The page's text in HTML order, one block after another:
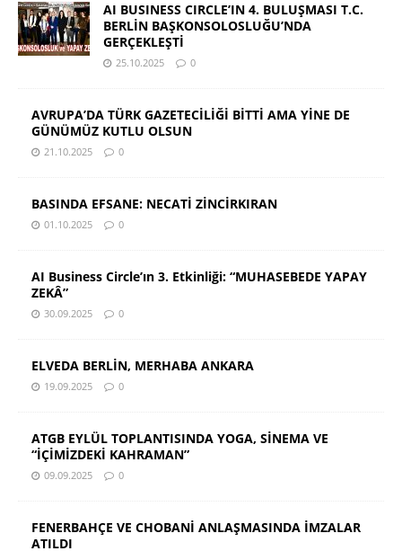
AI BUSINESS CIRCLE’IN 4. BULUŞMASI T.C.
BERLİN BAŞKONSOLOSLUĞU’NDA
GERÇEKLEŞTİ
25.10.2025 0
AVRUPA’DA TÜRK GAZETECİLİĞİ BİTTİ AMA YİNE DE
GÜNÜMÜZ KUTLU OLSUN
21.10.2025 0
BASINDA EFSANE: NECATİ ZİNCİRKIRAN
01.10.2025 0
AI Business Circle’ın 3. Etkinliği: “MUHASEBEDE YAPAY
ZEKÂ”
30.09.2025 0
ELVEDA BERLİN, MERHABA ANKARA
19.09.2025 0
ATGB EYLÜL TOPLANTISINDA YOGA, SİNEMA VE
“İÇİMİZDEKİ KAHRAMAN”
09.09.2025 0
FENERBAHÇE VE CHOBANİ ANLAŞMASINDA İMZALAR
ATILDI